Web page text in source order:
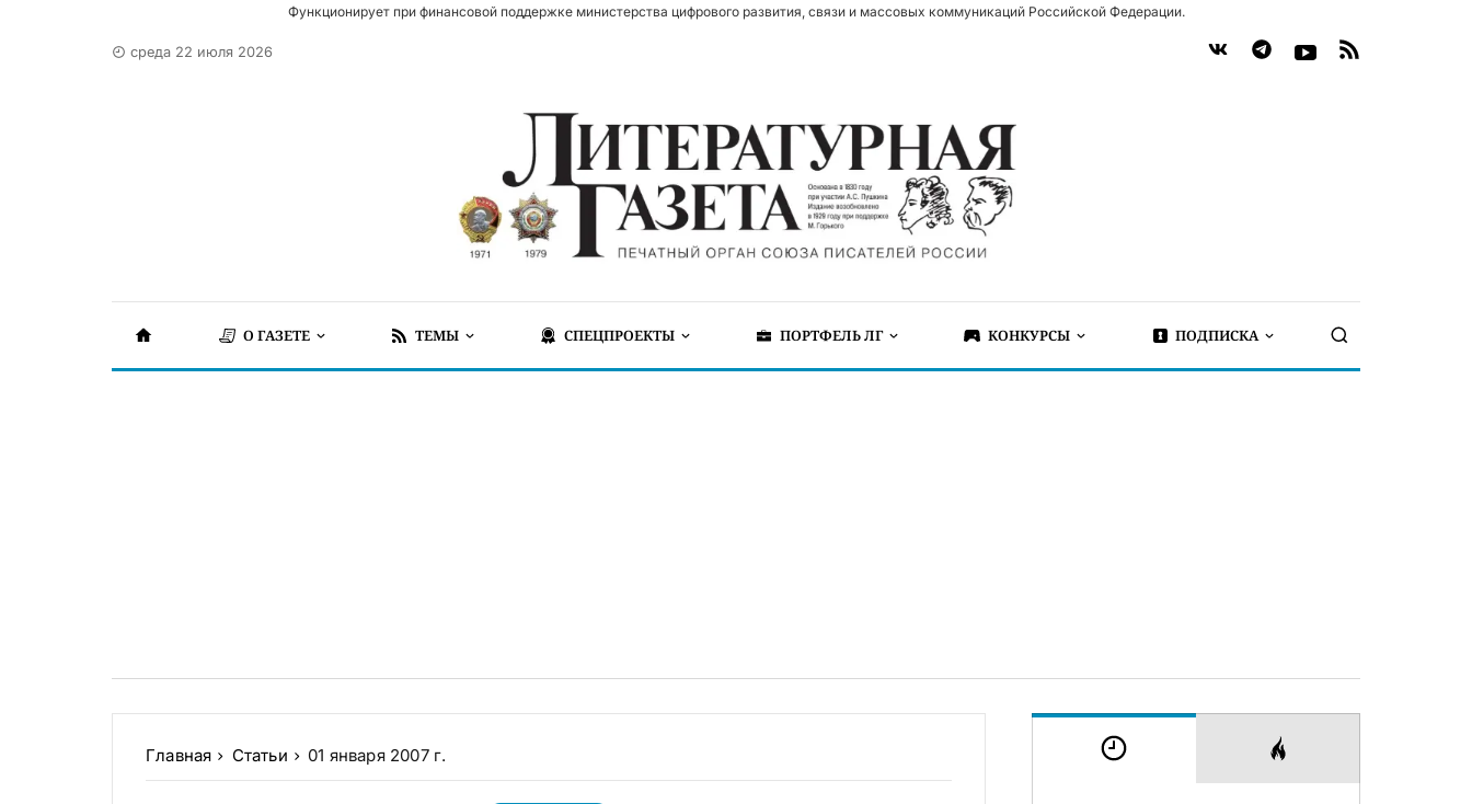
Функционирует при финансовой поддержке министерства цифрового развития, связи и массовых коммуникаций Российской Федерации.
среда 22 июля 2026
О ГАЗЕТЕ ТЕМЫ СПЕЦПРОЕКТЫ ПОРТФЕЛЬ ЛГ КОНКУРСЫ ПОДПИСКА
Главная Статьи 01 января 2007 г.